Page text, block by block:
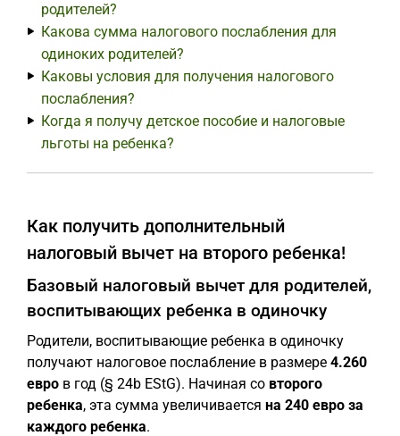
родителей?
Какова сумма налогового послабления для
одиноких родителей?
Каковы условия для получения налогового
послабления?
Когда я получу детское пособие и налоговые
льготы на ребенка?
Как получить дополнительный
налоговый вычет на второго ребенка!
Базовый налоговый вычет для родителей,
воспитывающих ребенка в одиночку
Родители, воспитывающие ребенка в одиночку
получают налоговое послабление в размере 4.260
евро в год (§ 24b EStG). Начиная со второго
ребенка, эта сумма увеличивается на 240 евро за
каждого ребенка.